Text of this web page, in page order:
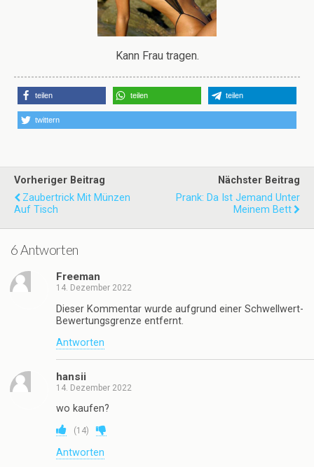
Kann Frau tragen.
teilen teilen teilen
twittern
Vorheriger Beitrag
Zaubertrick Mit Münzen
Auf Tisch
Nächster Beitrag
Prank: Da Ist Jemand Unter
Meinem Bett
6 Antworten
Freeman
14. Dezember 2022
Dieser Kommentar wurde aufgrund einer Schwellwert-
Bewertungsgrenze entfernt.
Antworten
hansii
14. Dezember 2022
wo kaufen?
(14)
Antworten